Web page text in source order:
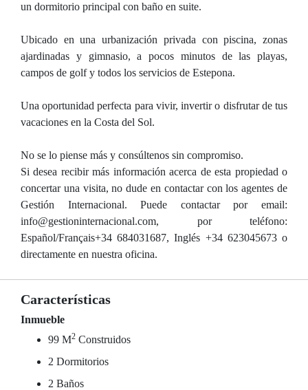
un dormitorio principal con baño en suite.
Ubicado en una urbanización privada con piscina, zonas
ajardinadas y gimnasio, a pocos minutos de las playas,
campos de golf y todos los servicios de Estepona.
Una oportunidad perfecta para vivir, invertir o disfrutar de tus
vacaciones en la Costa del Sol.
No se lo piense más y consúltenos sin compromiso.
Si desea recibir más información acerca de esta propiedad o
concertar una visita, no dude en contactar con los agentes de
Gestión Internacional. Puede contactar por email:
info@gestioninternacional.com, por teléfono:
Español/Français+34 684031687, Inglés +34 623045673 o
directamente en nuestra oficina.
Características
Inmueble
99 M2 Construidos
2 Dormitorios
2 Baños